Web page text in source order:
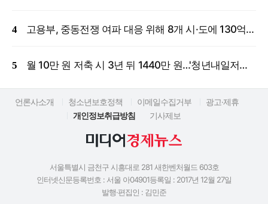
고용부, 중동전쟁 여파 대응 위해 8개 시·도에 130억 원 긴급 투입
월 10만 원 저축 시 3년 뒤 1440만 원…'청년내일저축계좌' 신규 모집
언론사소개 청소년보호정책 이메일수집거부
광고·제휴
개인정보취급방침
기사제보
서울특별시 금천구 시흥대로 281 새한벤처월드 603호
인터넷신문등록번호 : 서울 아04901등록일 : 2017년 12월 27일
발행·편집인 : 김민준